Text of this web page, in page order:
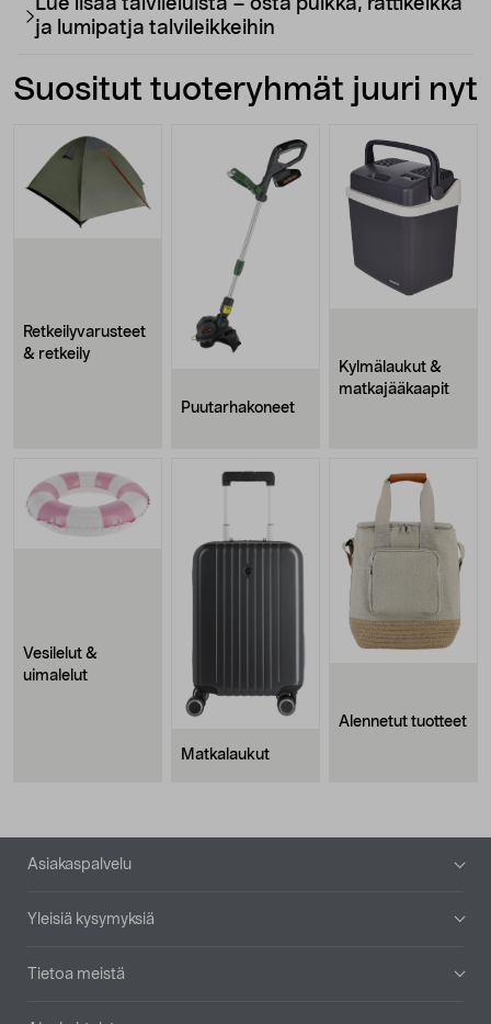
Lue lisää talvileluista – osta pulkka, rattikelkka
ja lumipatja talvileikkeihin
Suositut tuoteryhmät juuri nyt
Retkeilyvarusteet
& retkeily
Puutarhakoneet
Kylmälaukut &
matkajääkaapit
Vesilelut &
uimalelut
Matkalaukut
Alennetut tuotteet
Alatunniste
Asiakaspalvelu
Yleisiä kysymyksiä
Tietoa meistä